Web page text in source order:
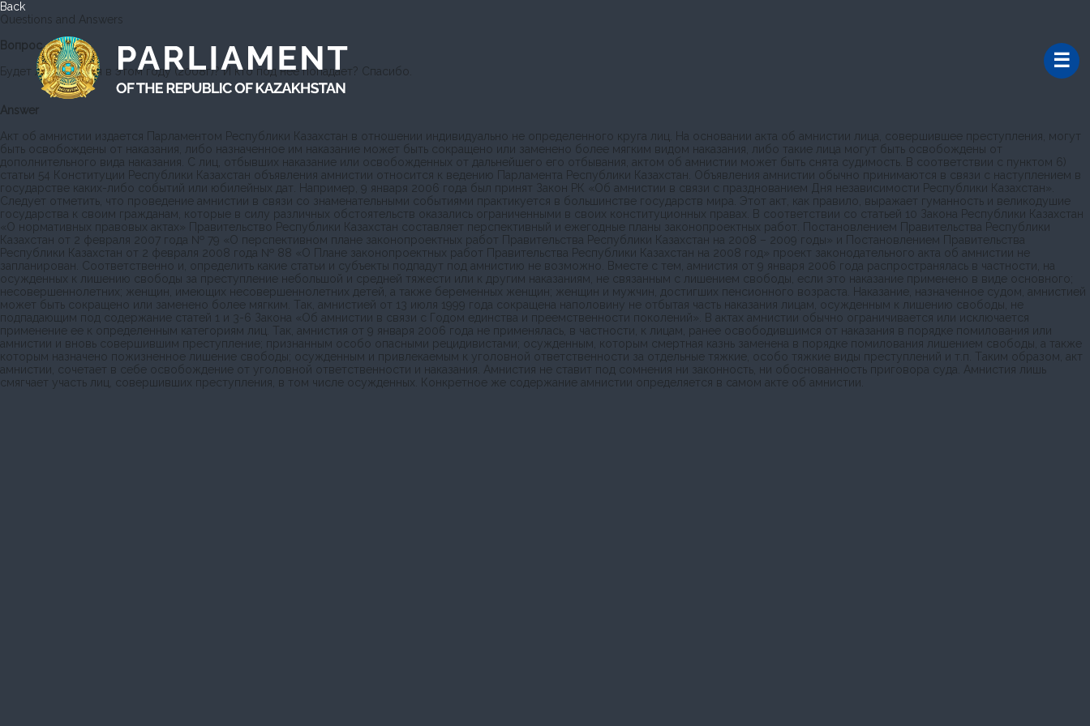
Back
Questions and Answers
Вопрос
Будет ли амнистия в этом году (2008г)? И кто под нее попадает? Спасибо.
Answer
Акт об амнистии издается Парламентом Республики Казахстан в отношении индивидуально не определенного круга лиц. На основании акта об амнистии лица, совершившее преступления, могут
быть освобождены от наказания, либо назначенное им наказание может быть сокращено или заменено более мягким видом наказания, либо такие лица могут быть освобождены от
дополнительного вида наказания. С лиц, отбывших наказание или освобожденных от дальнейшего его отбывания, актом об амнистии может быть снята судимость. В соответствии с пунктом 6)
статьи 54 Конституции Республики Казахстан объявления амнистии относится к ведению Парламента Республики Казахстан. Объявления амнистии обычно принимаются в связи с наступлением в
государстве каких-либо событий или юбилейных дат. Например, 9 января 2006 года был принят Закон РК «Об амнистии в связи с празднованием Дня независимости Республики Казахстан».
Следует отметить, что проведение амнистии в связи со знаменательными событиями практикуется в большинстве государств мира. Этот акт, как правило, выражает гуманность и великодушие
государства к своим гражданам, которые в силу различных обстоятельств оказались ограниченными в своих конституционных правах. В соответствии со статьей 10 Закона Республики Казахстан
«О нормативных правовых актах» Правительство Республики Казахстан составляет перспективный и ежегодные планы законопроектных работ. Постановлением Правительства Республики
Казахстан от 2 февраля 2007 года № 79 «О перспективном плане законопроектных работ Правительства Республики Казахстан на 2008 – 2009 годы» и Постановлением Правительства
Республики Казахстан от 2 февраля 2008 года № 88 «О Плане законопроектных работ Правительства Республики Казахстан на 2008 год» проект законодательного акта об амнистии не
запланирован. Соответственно и, определить какие статьи и субъекты подпадут под амнистию не возможно. Вместе с тем, амнистия от 9 января 2006 года распространялась в частности, на
осужденных к лишению свободы за преступление небольшой и средней тяжести или к другим наказаниям, не связанным с лишением свободы, если это наказание применено в виде основного;
несовершеннолетних; женщин, имеющих несовершеннолетних детей, а также беременных женщин; женщин и мужчин, достигших пенсионного возраста. Наказание, назначенное судом, амнистией
может быть сокращено или заменено более мягким. Так, амнистией от 13 июля 1999 года сокращена наполовину не отбытая часть наказания лицам, осужденным к лишению свободы, не
подпадающим под содержание статей 1 и 3-6 Закона «Об амнистии в связи с Годом единства и преемственности поколений». В актах амнистии обычно ограничивается или исключается
применение ее к определенным категориям лиц. Так, амнистия от 9 января 2006 года не применялась, в частности, к лицам, ранее освободившимся от наказания в порядке помилования или
амнистии и вновь совершившим преступление; признанным особо опасными рецидивистами; осужденным, которым смертная казнь заменена в порядке помилования лишением свободы, а также
которым назначено пожизненное лишение свободы; осужденным и привлекаемым к уголовной ответственности за отдельные тяжкие, особо тяжкие виды преступлений и т.п. Таким образом, акт
амнистии, сочетает в себе освобождение от уголовной ответственности и наказания. Амнистия не ставит под сомнения ни законность, ни обоснованность приговора суда. Амнистия лишь
смягчает участь лиц, совершивших преступления, в том числе осужденных. Конкретное же содержание амнистии определяется в самом акте об амнистии.